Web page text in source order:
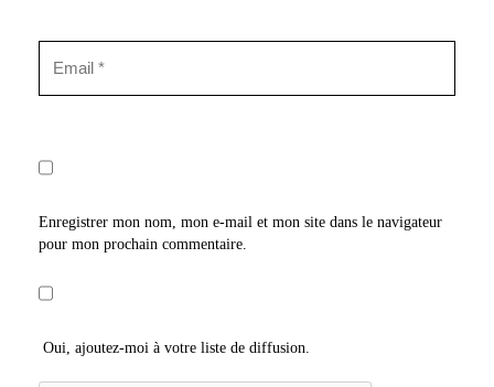
Enregistrer mon nom, mon e-mail et mon site dans le navigateur
pour mon prochain commentaire.
Oui, ajoutez-moi à votre liste de diffusion.